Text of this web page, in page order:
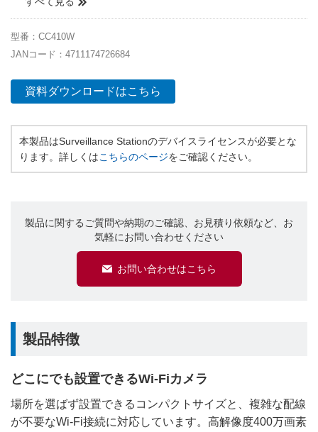
型番：CC410W
JANコード：4711174726684
資料ダウンロードはこちら
本製品はSurveillance Stationのデバイスライセンスが必要とな
ります。詳しくはこちらのページをご確認ください。
製品に関するご質問や納期のご確認、お見積り依頼など、お
気軽にお問い合わせください
お問い合わせはこちら
製品特徴
どこにでも設置できるWi-Fiカメラ
場所を選ばず設置できるコンパクトサイズと、複雑な配線
が不要なWi-Fi接続に対応しています。高解像度400万画素